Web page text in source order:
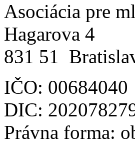
Asociácia pre
Hagarova 4
831 51
IČO: 00684040
DIC:
Právna forma: